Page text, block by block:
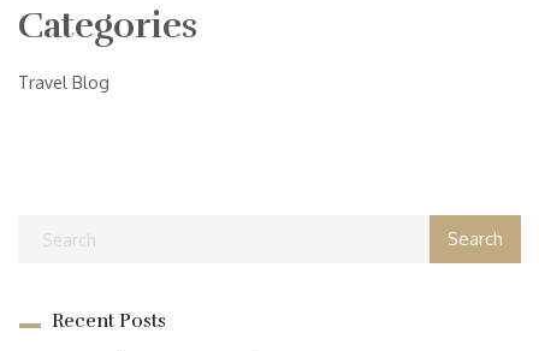
Categories
Travel Blog
Recent Posts